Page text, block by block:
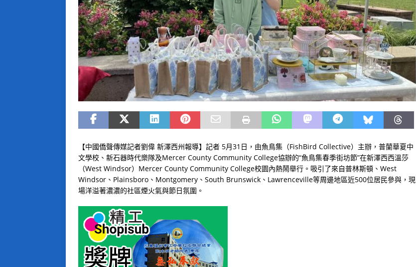
【中國僑聲傳媒記者劉偉 新澤西州報導】記者 5月31日，由魚鳥集（FishBird Collective）主辦，普蘭華夏中
文學校、新石器時代樂隊及Mercer County Community College協辦的“魚鳥集春季街坊節”在新澤西西溫莎
（West Windsor）Mercer County Community College校園內熱鬧舉行。吸引了來自普林斯頓、West
Windsor、Plainsboro、Montgomery、South Brunswick、Lawrenceville等周邊地區近500位居民參與，現
場洋溢著濃濃的社區煙火氣與節日氛圍。